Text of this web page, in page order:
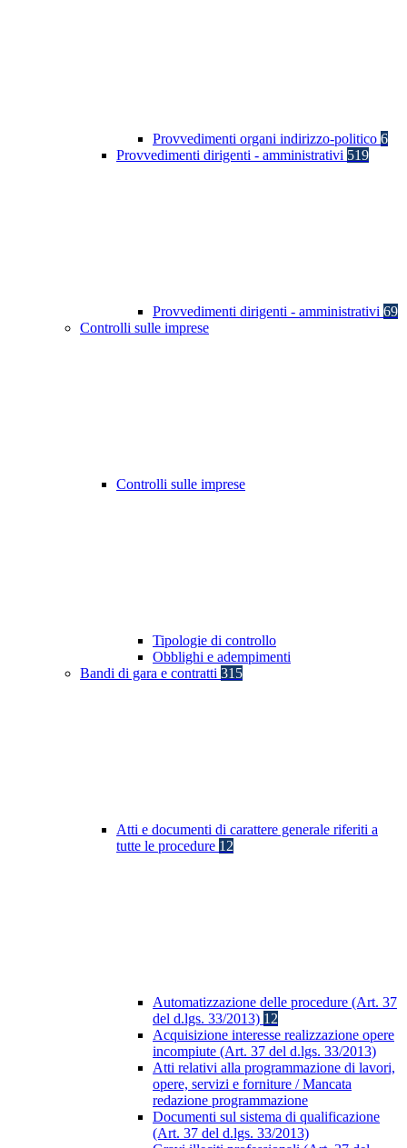
Provvedimenti organi indirizzo-politico 6
Provvedimenti dirigenti - amministrativi 519
Provvedimenti dirigenti - amministrativi 69
Controlli sulle imprese
Controlli sulle imprese
Tipologie di controllo
Obblighi e adempimenti
Bandi di gara e contratti 315
Atti e documenti di carattere generale riferiti a
tutte le procedure 12
Automatizzazione delle procedure (Art. 37
del d.lgs. 33/2013) 12
Acquisizione interesse realizzazione opere
incompiute (Art. 37 del d.lgs. 33/2013)
Atti relativi alla programmazione di lavori,
opere, servizi e forniture / Mancata
redazione programmazione
Documenti sul sistema di qualificazione
(Art. 37 del d.lgs. 33/2013)